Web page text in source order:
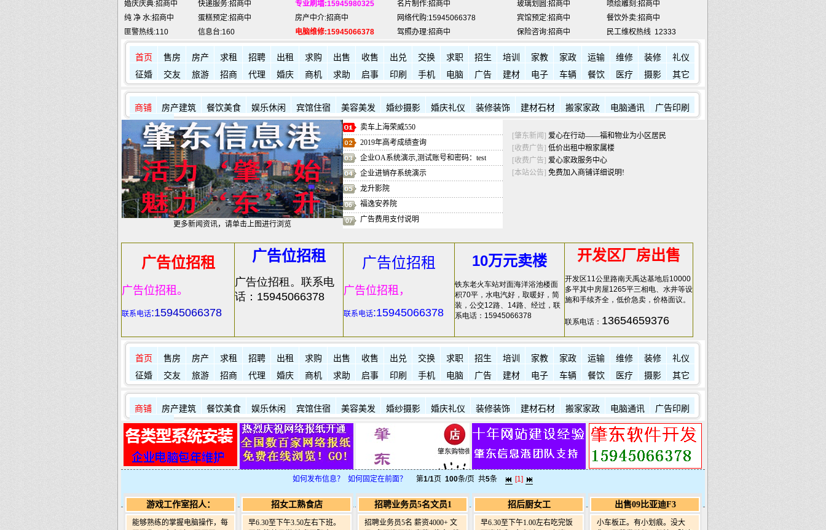
纯 净 水:招商中
蛋糕预定:招商中 房产中介:招商中 网络代购:15945066378 宾馆预定:招商中
餐饮外卖:招商中
匪警热线:110
信息台:160 电脑维修:15945066378 驾照办理:招商中 保险咨询:招商中 民工维权热线12333
肇东火车站:2946115 凯蒂酒店:5977776 肇东福和酒店: 7711111 肇东新华书店:7704017 肇东西园宾馆:7784433 金龙滩:5918888
首页 售房 房产 求租 招聘 出租 求购 出售 收售 出兑 交换 求职 招生 培训 家教 家政 运输 维修 装修
礼仪
征婚
交友 旅游 招商 代理 婚庆 商机 求助 启事 印刷 手机 电脑 广告 建材 电子 车辆 餐饮 医疗 摄影 其它
商铺 房产建筑 餐饮美食 娱乐休闲 宾馆住宿 美容美发 婚纱摄影 婚庆礼仪 装修装饰 建材石材 搬家家政 电脑通讯
广告印刷
其它店铺
更多新闻资讯，请单击上图进行浏览
卖车上海荣威550
2019年高考成绩查询
企业OA系统演示,测试账号和密码：test
企业进销存系统演示
龙升影院
福逸安养院
广告费用支付说明
[肇东新闻] 爱心在行动——福和物业为小区居民发放蔬菜包
[收费广告] 低价出租中粮家属楼
[收费广告] 爱心家政服务中心
[本站公告] 免费加入商铺详细说明!
广告位招租
广告位招租。
联系电话:15945066378
广告位招租
广告位招租。联系电
话：15945066378
广告位招租
广告位招租，
联系电话:15945066378
10万元卖楼
铁东老火车站对面海洋浴池楼面
积70平，水电汽好，取暖好，简
装，公交12路、14路、经过，联
系电话：15945066378
开发区厂房出售
开发区11公里路南天禹达基地后10000
多平其中房屋1265平三相电、水井等设
施和手续齐全，低价急卖，价格面议。
联系电话： 13654659376
首页 售房 房产 求租 招聘 出租 求购 出售 收售 出兑 交换 求职 招生 培训 家教 家政 运输 维修 装修
礼仪
征婚
交友 旅游 招商 代理 婚庆 商机 求助 启事 印刷 手机 电脑 广告 建材 电子 车辆 餐饮 医疗 摄影 其它
商铺 房产建筑 餐饮美食 娱乐休闲 宾馆住宿 美容美发 婚纱摄影 婚庆礼仪 装修装饰 建材石材 搬家家政 电脑通讯
广告印刷
其它店铺
如何发布信息？ 如何固定在前面？ 第1/1页 100条/页 共5条 [1]
游戏工作室招人：
能够熟练的掌握电脑操作，每
招女工熟食店
早6.30至下午3.50左右下班。
招聘业务员5名文员1
招聘业务员5名 薪资4000+ 文
招后厨女工
早6.30至下午1.00左右吃完饭
出售09比亚迪F3
小车板正。有小划痕。没大